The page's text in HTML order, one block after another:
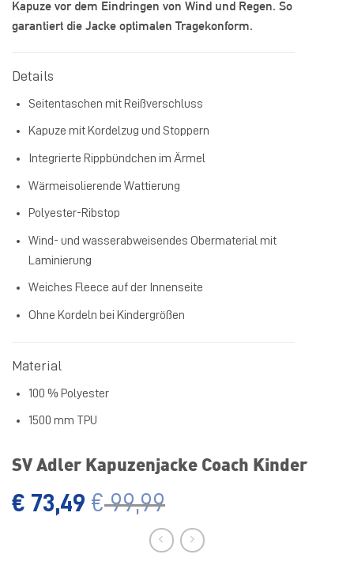
Kapuze vor dem Eindringen von Wind und Regen. So
garantiert die Jacke optimalen Tragekonform.
Details
Seitentaschen mit Reißverschluss
Kapuze mit Kordelzug und Stoppern
Integrierte Rippbündchen im Ärmel
Wärmeisolierende Wattierung
Polyester-Ribstop
Wind- und wasserabweisendes Obermaterial mit
Laminierung
Weiches Fleece auf der Innenseite
Ohne Kordeln bei Kindergrößen
Material
100 % Polyester
1500 mm TPU
SV Adler Kapuzenjacke Coach Kinder
€ 73,49 €99,99